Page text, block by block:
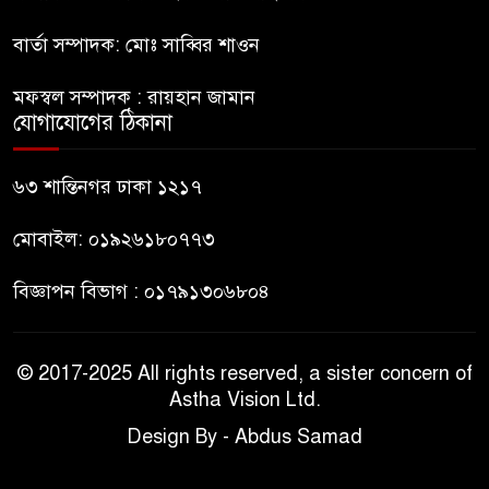
ভারত থেকে আসছে ২ দশমিক ৩
বার্তা সম্পাদক: মোঃ সাব্বির শাওন
মফস্বল সম্পাদক : রায়হান জামান
যোগাযোগের ঠিকানা
৬৩ শান্তিনগর ঢাকা ১২১৭
মোবাইল: ০১৯২৬১৮০৭৭৩
বিজ্ঞাপন বিভাগ : ০১৭৯১৩০৬৮০৪
© 2017-2025 All rights reserved, a sister concern of
Astha Vision Ltd.
Design By - Abdus Samad